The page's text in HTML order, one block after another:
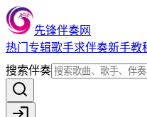
先锋伴奏网
热门 专辑歌手求伴奏新手教
搜索伴奏